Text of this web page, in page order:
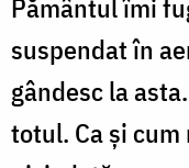
Pământul îmi
suspendat în
gândesc la
totul. Ca şi